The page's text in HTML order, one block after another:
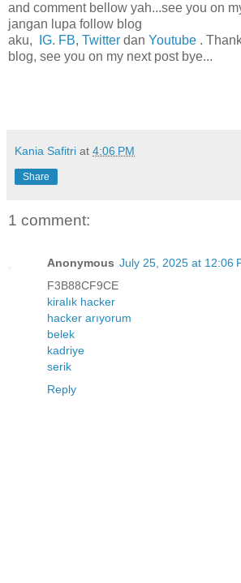
and comment bellow yah...see you on
jangan lupa follow blog
aku,
IG. FB, Twitter dan Youtube .
blog, see you on my next post bye...
Kania Safitri at 4:06 PM
Share
1 comment:
Anonymous July 25, 2025 at 12:06
F3B88CF9CE
kiralık hacker
hacker arıyorum
belek
kadriye
serik
Reply